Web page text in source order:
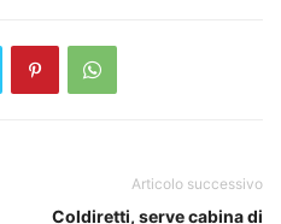
Articolo successivo
Coldiretti, serve cabina di